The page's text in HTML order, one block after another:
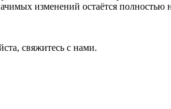
изменений остаётся полностью
свяжитесь с нами.